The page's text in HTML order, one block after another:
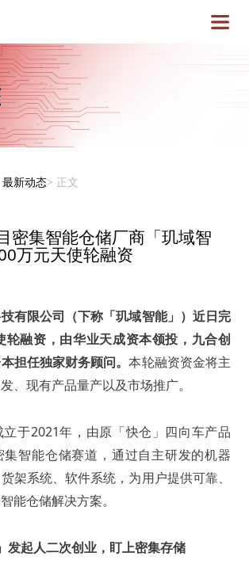
最新动态> 正文
密集智能仓储厂商「玑域智
万元天使轮融资
有限公司（下称「玑域智能」）近日完
轮融资，由华业天成资本领投，九合创
担任独家财务顾问。本轮融资资金将主
、现有产品量产以及市场推广。
立于2021年，由原「快仓」四向车产品
智能仓储赛道，通过自主研发的机器
架系统、软件系统，为用户提供可靠、
能仓储解决方案。
发起人二次创业，盯上密集存储